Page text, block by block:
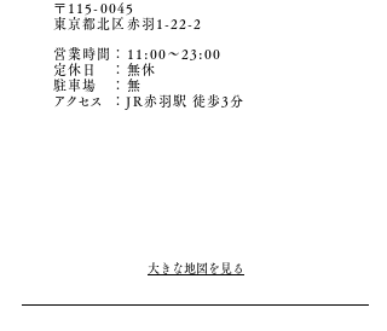
〒115-0045
東京都北区赤羽1-22-2
営業時間：11:00〜23:00
定休日 ：無休
駐車場 ：無
アクセ ス ：JR赤羽駅 徒歩3分
大きな地図を見る